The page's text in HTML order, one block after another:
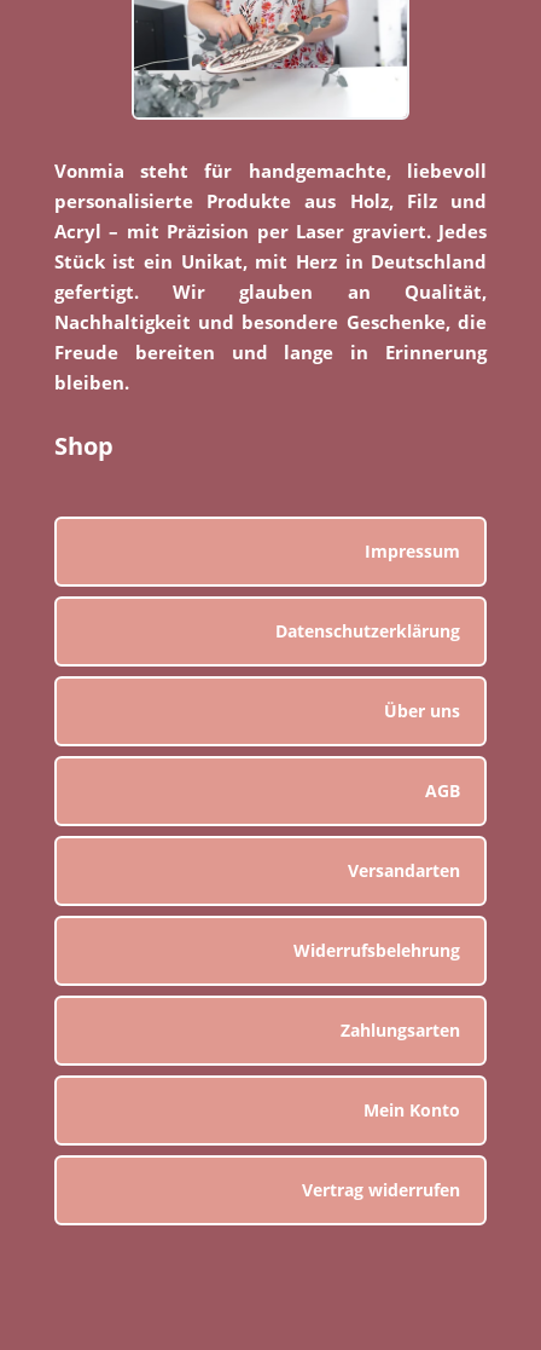
Vonmia steht für handgemachte, liebevoll
personalisierte Produkte aus Holz, Filz und
Acryl – mit Präzision per Laser graviert. Jedes
Stück ist ein Unikat, mit Herz in Deutschland
gefertigt. Wir glauben an Qualität,
Nachhaltigkeit und besondere Geschenke, die
Freude bereiten und lange in Erinnerung
bleiben.
Shop
Impressum
Datenschutzerklärung
Über uns
AGB
Versandarten
Widerrufsbelehrung
Zahlungsarten
Mein Konto
Vertrag widerrufen